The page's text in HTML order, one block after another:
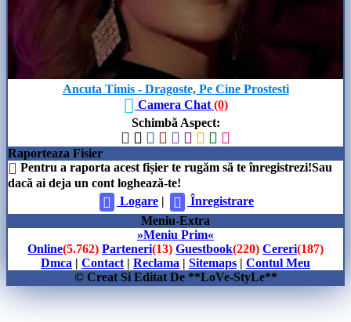
Ancuta Timis - Dragoste, Pe Cine Prostesti
Camera Chat (0)
Schimbă Aspect:
Raporteaza Fisier
Pentru a raporta acest fișier te rugăm să te înregistrezi!Sau
dacă ai deja un cont loghează-te!
Logare |
Înregistrare
Meniu-Extra
»Meniu Prim«
Online(5.762) Parteneri(13) Guestbook(220) Cereri(187)
Dmca | Contact | Reclama | Sitemaps | Contul Meu
© Creat Si Editat De **LoVe-StyLe**